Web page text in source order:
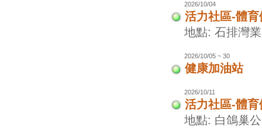
2026/10/04
活力社區-體
地點: 石排灣
2026/10/05 ~ 30
健康加油站
2026/10/11
活力社區-體
地點: 白鴿巢